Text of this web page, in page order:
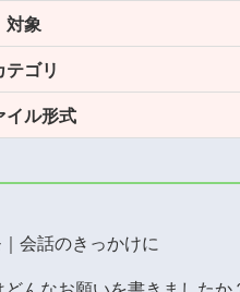
対象
テゴリ
イル形式
会話のきっかけに